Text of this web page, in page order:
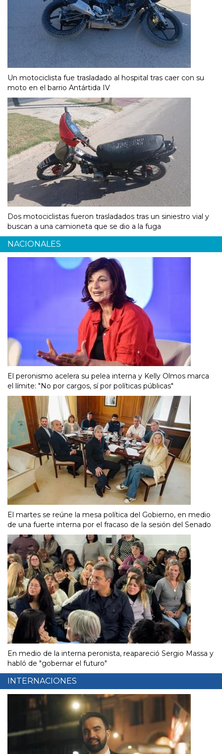
Un motociclista fue trasladado al hospital tras caer con su
moto en el barrio Antártida IV
Dos motociclistas fueron trasladados tras un siniestro vial y
buscan a una camioneta que se dio a la fuga
NACIONALES
El peronismo acelera su pelea interna y Kelly Olmos marca
el límite: "No por cargos, sí por políticas públicas"
El martes se reúne la mesa política del Gobierno, en medio
de una fuerte interna por el fracaso de la sesión del Senado
En medio de la interna peronista, reapareció Sergio Massa y
habló de "gobernar el futuro"
INTERNACIONES